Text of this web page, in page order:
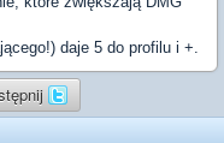
daje 5 do profilu i +.